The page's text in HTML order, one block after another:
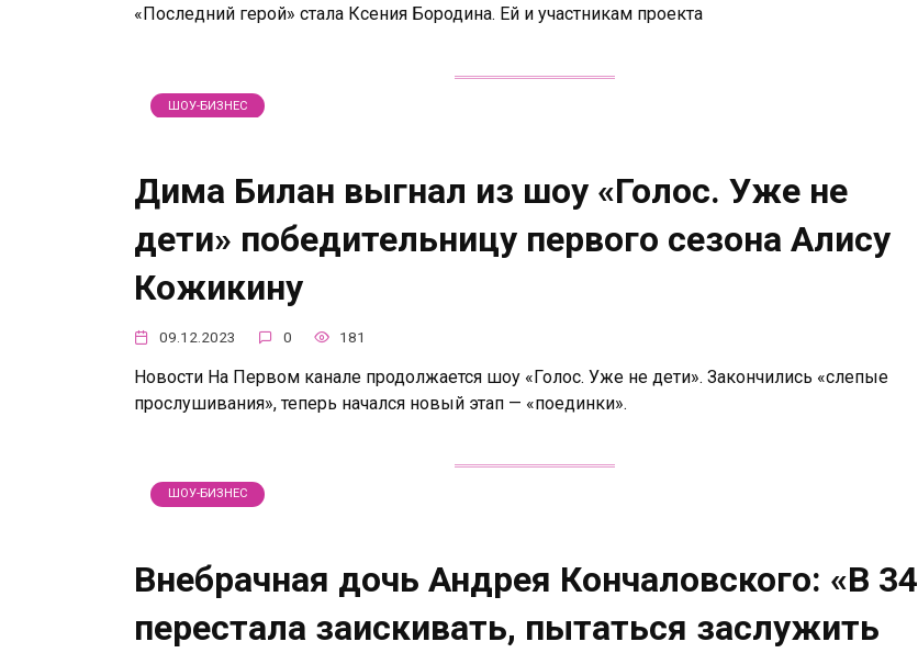
«Последний герой» стала Ксения Бородина. Ей и участникам проекта
ШОУ-БИЗНЕС
Дима Билан выгнал из шоу «Голос. Уже не
дети» победительницу первого сезона Алису
Кожикину
09.12.2023 0 181
Новости На Первом канале продолжается шоу «Голос. Уже не дети». Закончились «слепые
прослушивания», теперь начался новый этап — «поединки».
ШОУ-БИЗНЕС
Внебрачная дочь Андрея Кончаловского: «В 34
перестала заискивать, пытаться заслужить